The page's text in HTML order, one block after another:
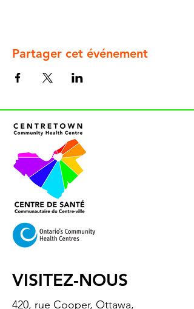
Partager cet événement
VISITEZ-NOUS
420, rue Cooper, Ottawa,